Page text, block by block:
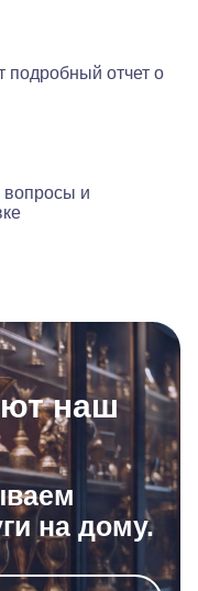
подробный отчет о
и
наш
на дому.